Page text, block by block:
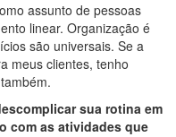
assunto de pessoas
linear. Organização é
são universais. Se a
meus clientes, tenho
sua rotina em
com as atividades que